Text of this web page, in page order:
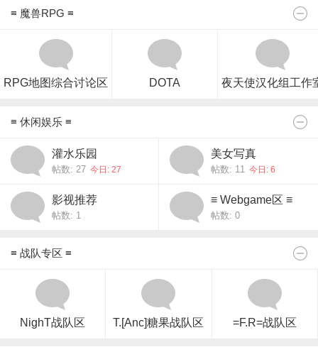
≡ 魔兽RPG ≡
RPG地图综合讨论区 DOTA 夜天使汉化组工作
≡ 休闲娱乐 ≡
灌水乐园
帖数: 27 今日: 27
美女写真
帖数: 11 今日: 6
影视推荐
帖数: 1
≡ Webgame区 ≡
帖数: 0
≡ 战队专区 ≡
NighT战队区 T.[Anc]糖果战队区 =F.R=战队区